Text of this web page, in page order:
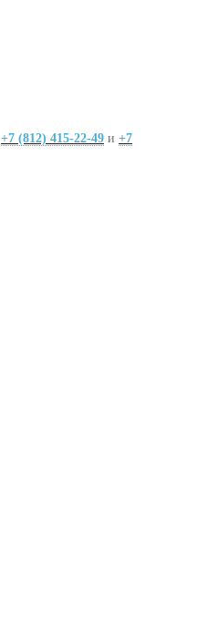
+7 (812) 415-22-49 и +7